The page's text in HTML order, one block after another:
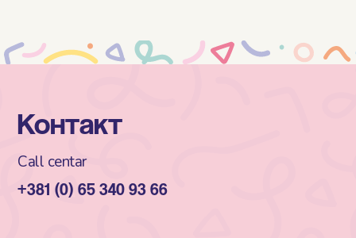
Контакт
Call centar
+381 (0) 65 340 93 66